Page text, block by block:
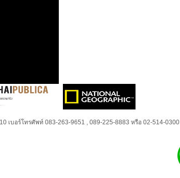
เบอร์โทรศัพท์ 083-263-9651 , 089-225-8883 หรือ 02-514-0300